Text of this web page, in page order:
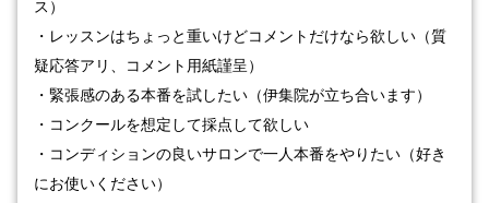
ス）
・レッスンはちょっと重いけどコメントだけなら欲しい（質
疑応答アリ、コメント用紙謹呈）
・緊張感のある本番を試したい（伊集院が立ち合います）
・コンクールを想定して採点して欲しい
・コンディションの良いサロンで一人本番をやりたい（好き
にお使いください）